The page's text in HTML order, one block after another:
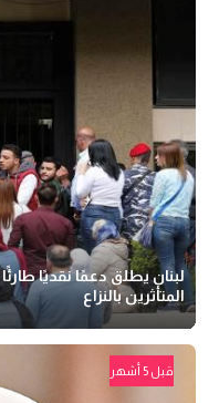
لبنان يطلق دعمًا نقديًا
المتأثرين بالنزاع
قبل 5 أشهر